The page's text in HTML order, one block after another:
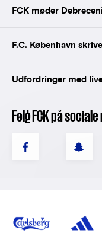
FCK møder
F.C. København
Udfordringer med
Følg FCK på